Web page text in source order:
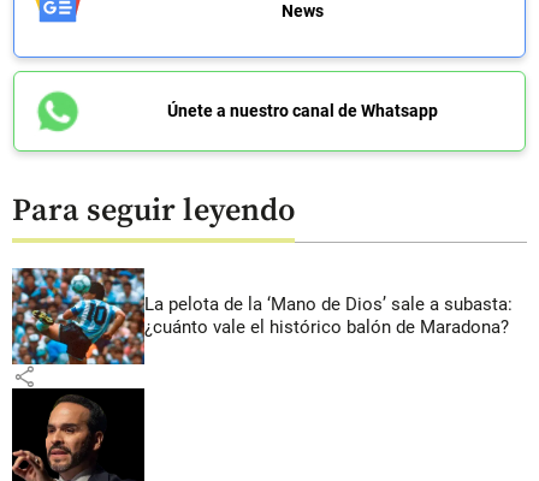
News
Únete a nuestro canal de Whatsapp
Para seguir leyendo
La pelota de la ‘Mano de Dios’ sale a subasta:
¿cuánto vale el histórico balón de Maradona?
share